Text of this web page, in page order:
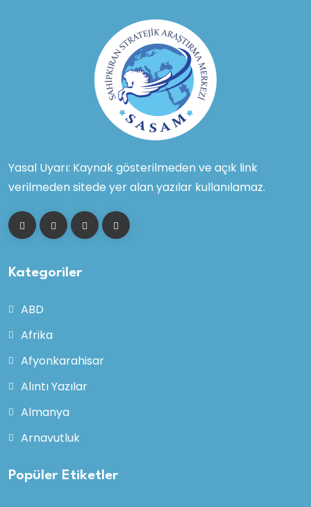
Yasal Uyarı: Kaynak gösterilmeden ve açık link
verilmeden sitede yer alan yazılar kullanılamaz.
Kategoriler
ABD
Afrika
Afyonkarahisar
Alıntı Yazılar
Almanya
Arnavutluk
Popüler Etiketler